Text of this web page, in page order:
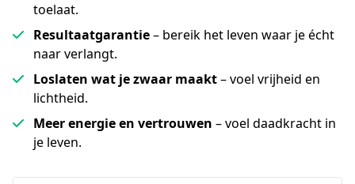
toelaat.
Resultaatgarantie– bereik het leven waar je écht
naar verlangt.
Loslaten wat je zwaar maakt– voel vrijheid en
lichtheid.
Meer energie en vertrouwen – voel daadkracht in
je leven.